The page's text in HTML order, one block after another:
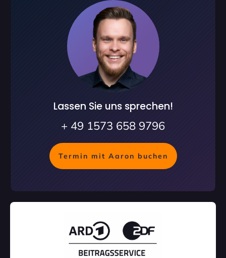
Lassen Sie uns sprechen!
+ 49 1573 658 9796
Termin mit Aaron buchen